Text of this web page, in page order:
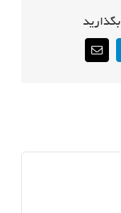
Email